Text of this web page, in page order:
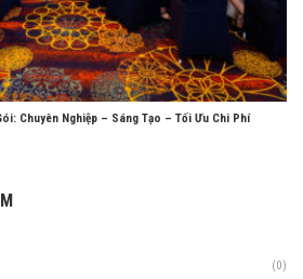
Chuyên Nghiệp – Sáng Tạo – Tối Ưu Chi Phí
(0)